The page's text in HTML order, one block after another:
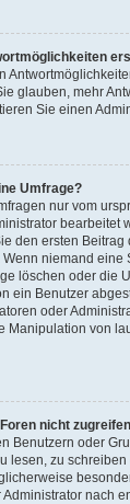
glauben, mehr
Sie einen
Umfrage?
nur vom
bearbeitet
den ersten Beitrag
niemand eine
löschen oder die
ein Benutzer
oder
Manipulation von
nicht
Benutzern oder
lesen, zu
nach